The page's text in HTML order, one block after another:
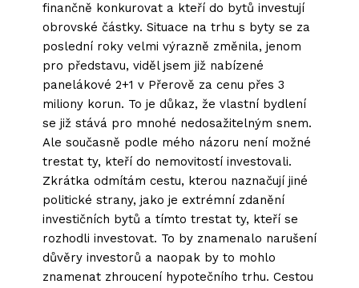
finančně konkurovat a kteří do bytů investují
obrovské částky. Situace na trhu s byty se za
poslední roky velmi výrazně změnila, jenom
pro představu, viděl jsem již nabízené
panelákové 2+1 v Přerově za cenu přes 3
miliony korun. To je důkaz, že vlastní bydlení
se již stává pro mnohé nedosažitelným snem.
Ale současně podle mého názoru není možné
trestat ty, kteří do nemovitostí investovali.
Zkrátka odmítám cestu, kterou naznačují jiné
politické strany, jako je extrémní zdanění
investičních bytů a tímto trestat ty, kteří se
rozhodli investovat. To by znamenalo narušení
důvěry investorů a naopak by to mohlo
znamenat zhroucení hypotečního trhu. Cestou